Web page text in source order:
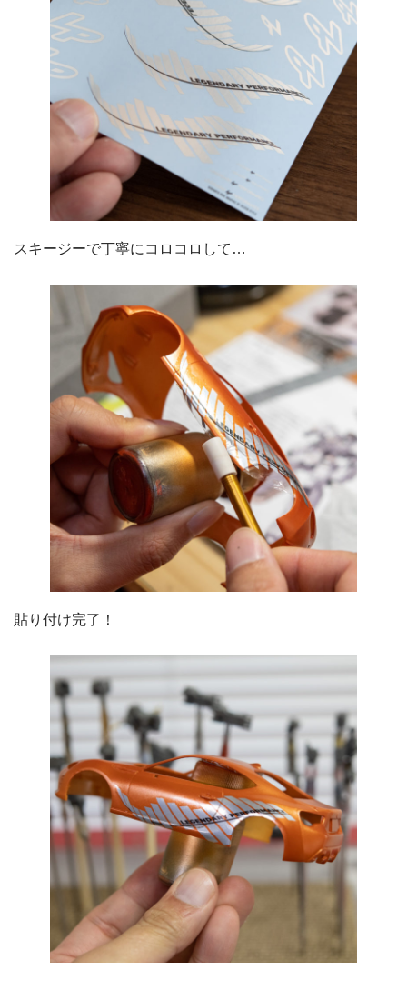
スキージーで丁寧にコロコロして…
貼り付け完了！